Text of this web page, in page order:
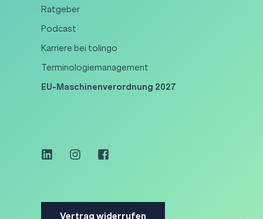
Ratgeber
Podcast
Karriere bei tolingo
Terminologiemanagement
EU-Maschinenverordnung 2027
Vertrag widerrufen